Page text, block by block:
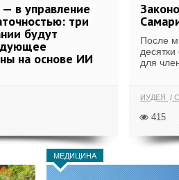
в управление
три
будут
на основе ИИ
После
для
ИУДЕЯ
415
МЕДИЦИНА